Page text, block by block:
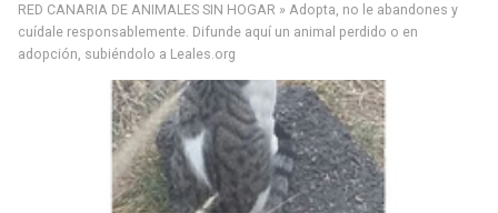
RED CANARIA DE ANIMALES SIN HOGAR » Adopta, no le abandones y
cuídale responsablemente. Difunde aquí un animal perdido o en
adopción, subiéndolo a Leales.org